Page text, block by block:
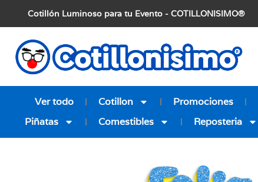
Cotillón Luminoso para tu Evento - COTILLONISIMO®
Ver todo Cotillon Promociones
Piñatas
Comestibles Reposteria